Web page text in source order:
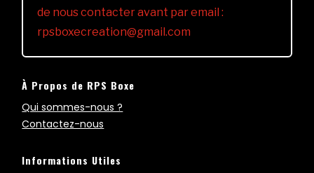
de nous contacter avant par email :
rpsboxecreation@gmail.com
À Propos de RPS Boxe
Qui sommes-nous ?
Contactez-nous
Informations Utiles